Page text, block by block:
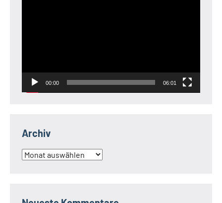
00:00 06:01
Archiv
Archiv